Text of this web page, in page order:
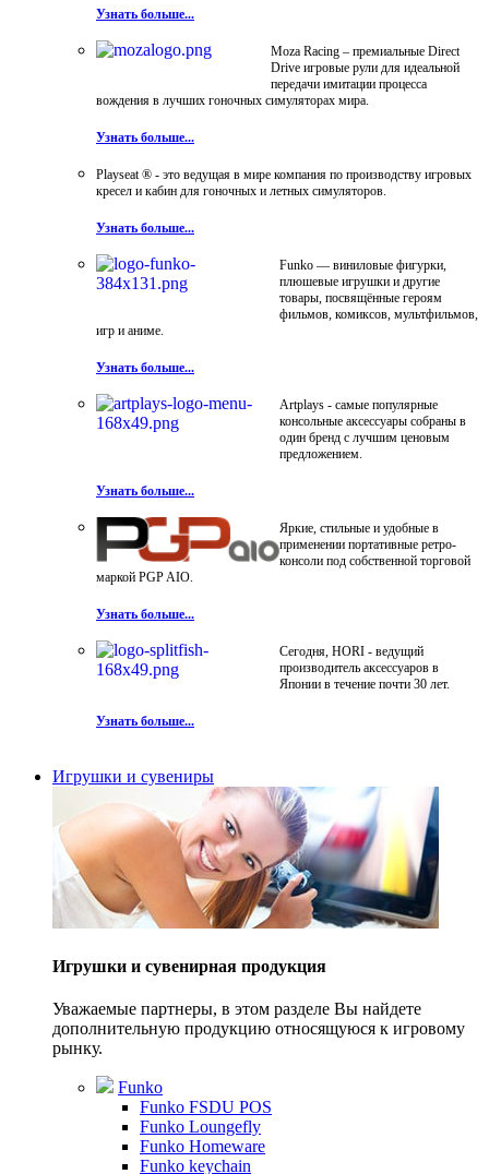
Узнать больше...
Moza Racing – премиальные Direct
Drive игровые рули для идеальной
передачи имитации процесса
вождения в лучших гоночных симуляторах мира.
Узнать больше...
Playseat ® - это ведущая в мире компания по производству игровых
кресел и кабин для гоночных и летных симуляторов.
Узнать больше...
Funko — виниловые фигурки,
плюшевые игрушки и другие
товары, посвящённые героям
фильмов, комиксов, мультфильмов,
игр и аниме.
Узнать больше...
Artplays - самые популярные
консольные аксессуары собраны в
один бренд с лучшим ценовым
предложением.
Узнать больше...
Яркие, стильные и удобные в
применении портативные ретро-
консоли под собственной торговой
маркой PGP AIO.
Узнать больше...
Сегодня, HORI - ведущий
производитель аксессуаров в
Японии в течение почти 30 лет.
Узнать больше...
Игрушки и сувениры
Игрушки и сувенирная продукция
Уважаемые партнеры, в этом разделе Вы найдете
дополнительную продукцию относящуюся к игровому
рынку.
Funko
Funko FSDU POS
Funko Loungefly
Funko Homeware
Funko keychain